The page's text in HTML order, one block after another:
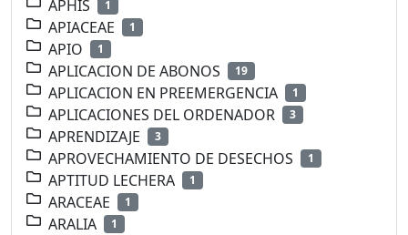
APHIS 1
APIACEAE 1
APIO 1
APLICACION DE ABONOS 19
APLICACION EN PREEMERGENCIA 1
APLICACIONES DEL ORDENADOR 3
APRENDIZAJE 3
APROVECHAMIENTO DE DESECHOS 1
APTITUD LECHERA 1
ARACEAE 1
ARALIA 1